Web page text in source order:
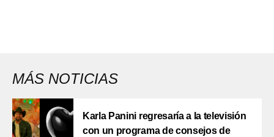
MÁS NOTICIAS
Karla Panini regresaría a la televisión
con un programa de consejos de